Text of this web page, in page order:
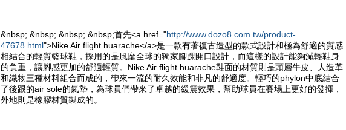
&nbsp; &nbsp; &nbsp; &nbsp;首先<a href="http://www.dozo8.com.tw/product-
47678.html">Nike Air flight huarache</a>是一款有著復古造型的款式設計和極為舒適的質感
相結合的輕質籃球鞋，採用的是風靡全球的獨家腳踝開口設計，而這樣的設計能夠減輕鞋身
的負重，讓腳感更加的舒適輕質。Nike Air flight huarache鞋面的材質則是頭層牛皮、人造革
和織物三種材料組合而成的，帶來一流的耐久效能和非凡的舒適度。輕巧的phylon中底結合
了後跟的air sole的氣墊，為球員們帶來了卓越的緩震效果，幫助球員在賽場上更好的發揮，
外地則是橡膠材質製成的。